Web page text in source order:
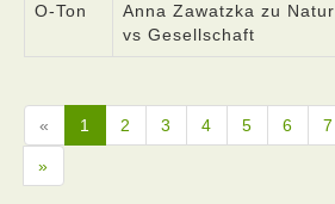
O-Ton
Anna Zawatzka zu Natur
vs Gesellschaft
« 1 2 3 4 5 6 7
»